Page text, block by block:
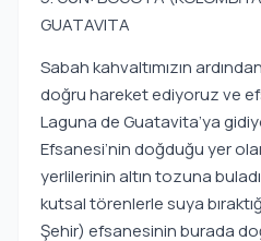
GUATAVITA
Sabah kahvaltımızın
doğru hareket ediyoruz ve
Laguna de Guatavita’ya
Efsanesi’nin doğduğu yer
yerlilerinin altın tozuna
kutsal törenlerle suya
Şehir) efsanesinin burada